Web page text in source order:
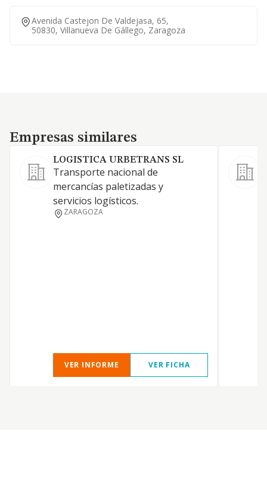
Avenida Castejon De Valdejasa, 65,
50830, Villanueva De Gállego, Zaragoza
Empresas similares
Empresas similares
LOGISTICA URBETRANS SL
Transporte nacional de
mercancías paletizadas y
servicios logísticos.
ZARAGOZA
VER INFORME VER FICHA